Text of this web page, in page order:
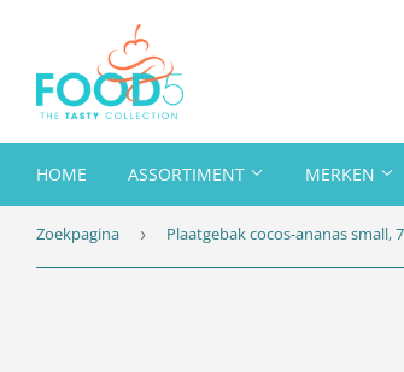
HOME ASSORTIMENT MERKEN
Zoekpagina › Plaatgebak cocos-ananas small,